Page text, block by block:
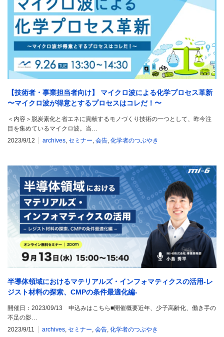
【技術者・事業担当者向け】 マイクロ波による化学プロセス革新
〜マイクロ波が得意とするプロセスはコレだ！〜
＜内容＞脱炭素化と省エネに貢献するモノづくり技術の一つとして、昨今注
目を集めているマイクロ波。当…
2023/9/12
archives セミナー 会告 化学者のつぶやき
半導体領域におけるマテリアルズ・インフォマティクスの活用-レ
ジスト材料の探索、CMPの条件最適化編-
開催日：2023/09/13 申込みはこちら■開催概要近年、少子高齢化、働き手の
不足の影…
2023/9/11
archives セミナー 会告 化学者のつぶやき